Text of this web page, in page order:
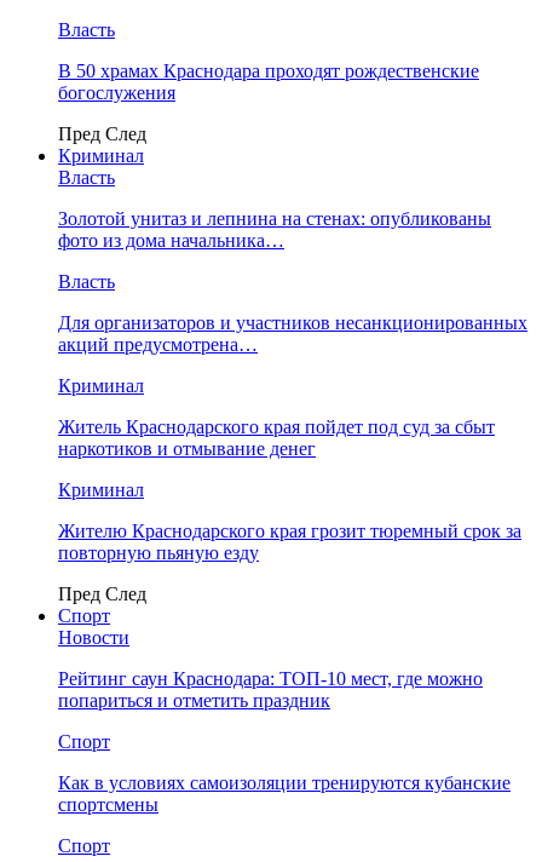
Власть
В 50 храмах Краснодара проходят рождественские
богослужения
Пред След
Криминал
Власть
​Золотой унитаз и лепнина на стенах: опубликованы
фото из дома начальника…
Власть
Для организаторов и участников несанкционированных
акций предусмотрена…
Криминал
Житель Краснодарского края пойдет под суд за сбыт
наркотиков и отмывание денег
Криминал
Жителю Краснодарского края грозит тюремный срок за
повторную пьяную езду
Пред След
Спорт
Новости
Рейтинг саун Краснодара: ТОП-10 мест, где можно
попариться и отметить праздник
Спорт
Как в условиях самоизоляции тренируются кубанские
спортсмены
Спорт